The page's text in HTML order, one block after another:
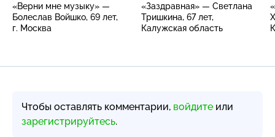
«Верни мне музыку» —
Болеслав Войшко, 69 лет,
г. Москва
«Заздравная» — Светлана
Тришкина, 67 лет,
Калужская область
Чтобы оставлять комментарии, войдите или
зарегистрируйтесь.